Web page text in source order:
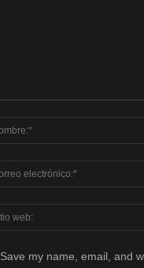
Save my name, email, and